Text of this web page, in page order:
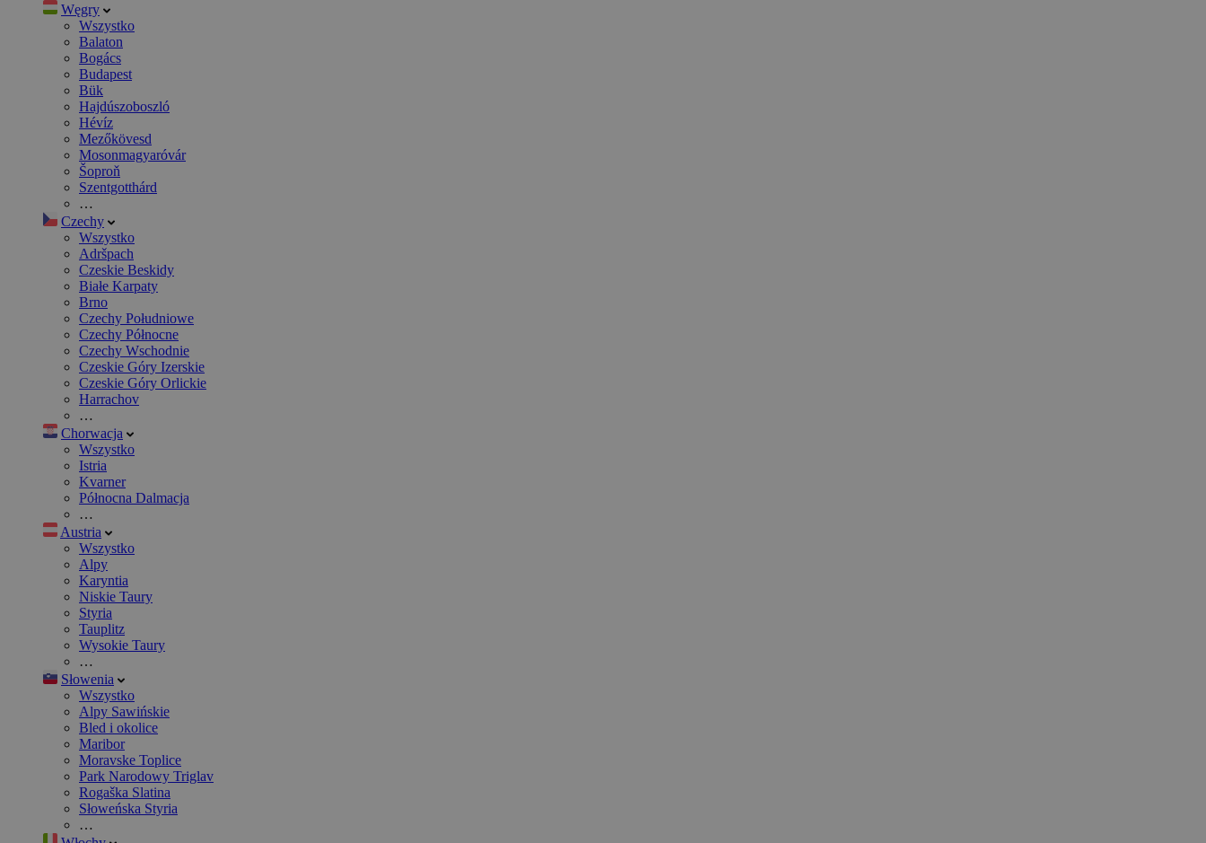
Węgry
Wszystko
Balaton
Bogács
Budapest
Bük
Hajdúszoboszló
Hévíz
Mezőkövesd
Mosonmagyaróvár
Šoproň
Szentgotthárd
…
Czechy
Wszystko
Adršpach
Czeskie Beskidy
Białe Karpaty
Brno
Czechy Południowe
Czechy Północne
Czechy Wschodnie
Czeskie Góry Izerskie
Czeskie Góry Orlickie
Harrachov
…
Chorwacja
Wszystko
Istria
Kvarner
Północna Dalmacja
…
Austria
Wszystko
Alpy
Karyntia
Niskie Taury
Styria
Tauplitz
Wysokie Taury
…
Słowenia
Wszystko
Alpy Sawińskie
Bled i okolice
Maribor
Moravske Toplice
Park Narodowy Triglav
Rogaška Slatina
Słoweńska Styria
…